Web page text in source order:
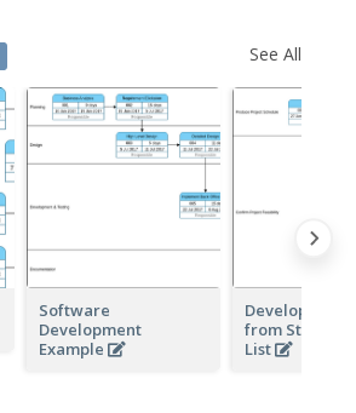
See All
Software
Development
Example
Develop
from
List